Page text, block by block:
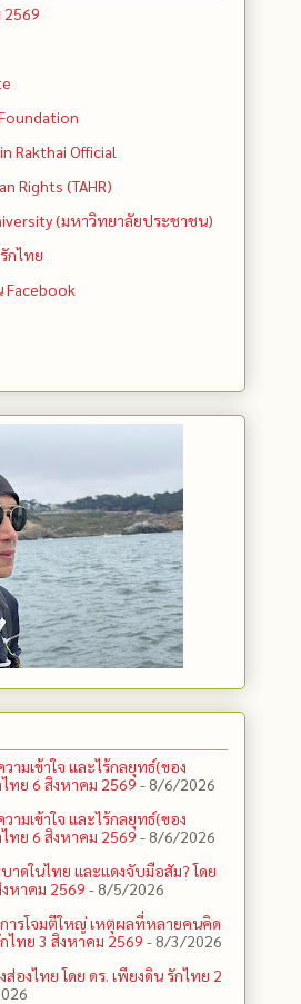
Rakthai Official
Rights (TAHR)
(มหาวิทยาลัยประชาชน)
กไทย
Facebook
ามเข้าใจ และไร้กลยุทธ์(ของ
ทย 6 สิงหาคม 2569 - 8/6/2026
ามเข้าใจ และไร้กลยุทธ์(ของ
ทย 6 สิงหาคม 2569 - 8/6/2026
าดในไทย และแดงจับมือสัม? โดย
หาคม 2569 - 8/5/2026
ารโจมตีใหญ่ เหตุผลที่หลายคนคิด
ไทย 3 สิงหาคม 2569 - 8/3/2026
องไทย โดย ดร. เพียงดิน รักไทย 2